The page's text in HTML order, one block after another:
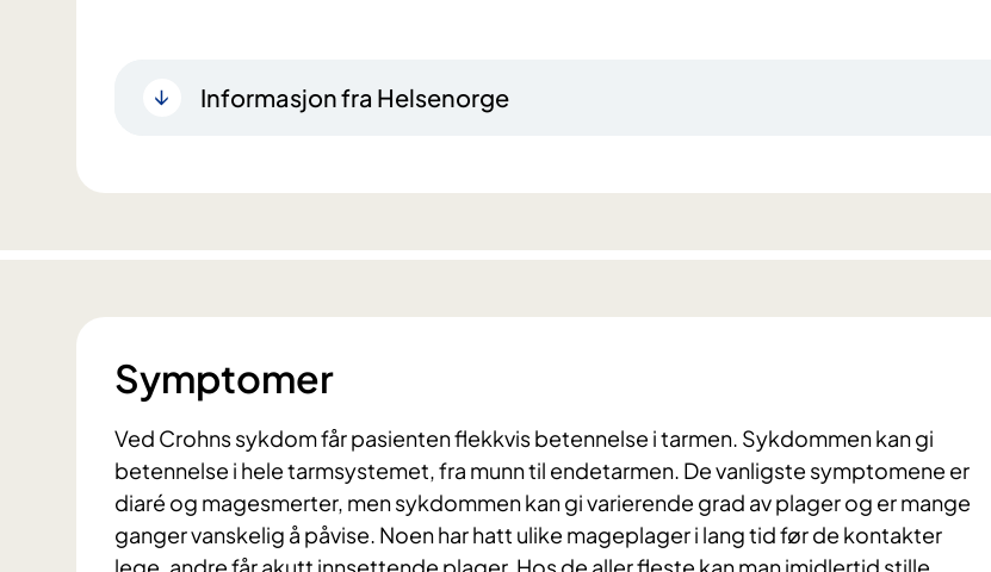
Informasjon fra Helsenorge
Symptomer
Ved Crohns sykdom får pasienten flekkvis betennelse i tarmen. Sykdommen kan gi
betennelse i hele tarmsystemet, fra munn til endetarmen. De vanligste symptomene er
diaré og magesmerter, men sykdommen kan gi varierende grad av plager og er mange
ganger vanskelig å påvise. Noen har hatt ulike mageplager i lang tid før de kontakter